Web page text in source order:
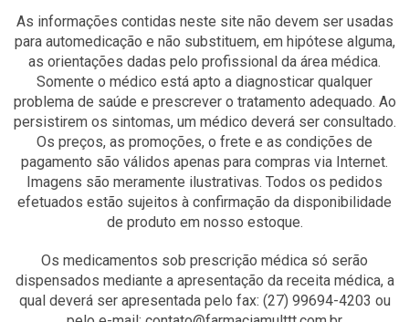
As informações contidas neste site não devem ser usadas
para automedicação e não substituem, em hipótese alguma,
as orientações dadas pelo profissional da área médica.
Somente o médico está apto a diagnosticar qualquer
problema de saúde e prescrever o tratamento adequado. Ao
persistirem os sintomas, um médico deverá ser consultado.
Os preços, as promoções, o frete e as condições de
pagamento são válidos apenas para compras via Internet.
Imagens são meramente ilustrativas. Todos os pedidos
efetuados estão sujeitos à confirmação da disponibilidade
de produto em nosso estoque.
Os medicamentos sob prescrição médica só serão
dispensados mediante a apresentação da receita médica, a
qual deverá ser apresentada pelo fax: (27) 99694-4203 ou